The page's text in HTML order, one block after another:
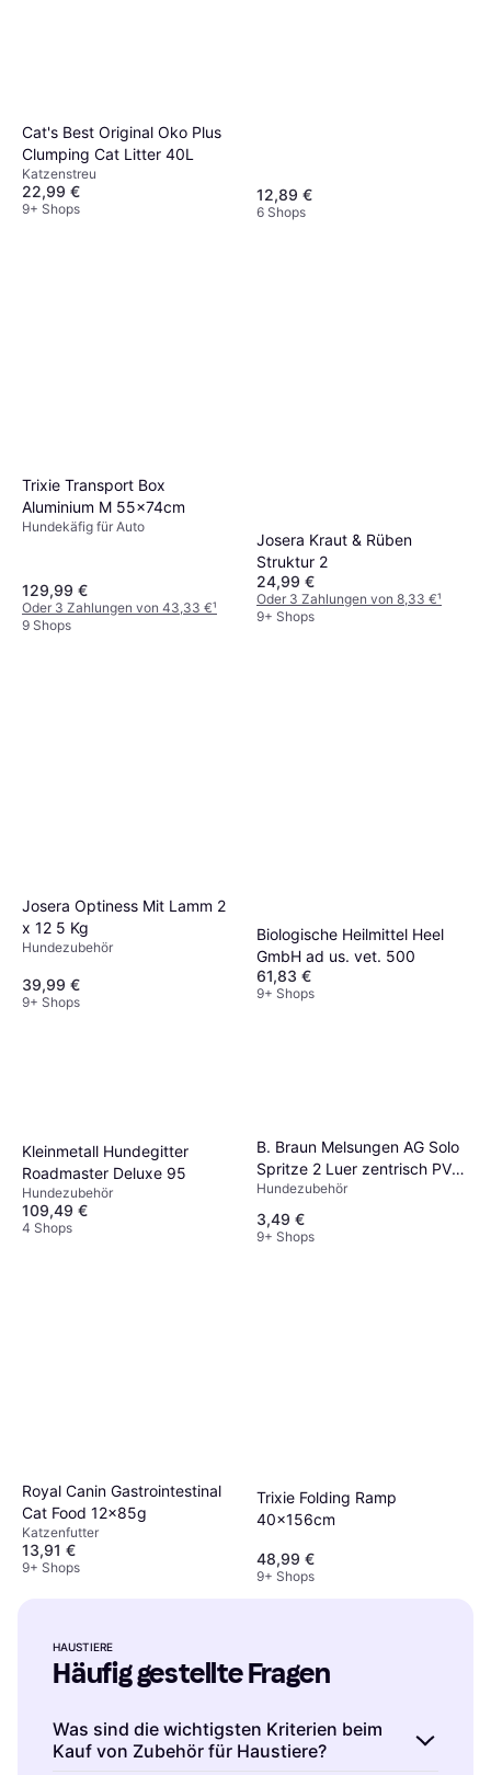
Cat's Best Original Oko Plus
Clumping Cat Litter 40L
Katzenstreu
22,99 €
9+ Shops
12,89 €
6 Shops
Trixie Transport Box
Aluminium M 55x74cm
Hundekäfig für Auto
129,99 €
Oder 3 Zahlungen von 43,33 €¹
9 Shops
Josera Kraut & Rüben
Struktur 2
24,99 €
Oder 3 Zahlungen von 8,33 €¹
9+ Shops
Josera Optiness Mit Lamm 2
x 12 5 Kg
Hundezubehör
39,99 €
9+ Shops
Biologische Heilmittel Heel
GmbH ad us. vet. 500
61,83 €
9+ Shops
Kleinmetall Hundegitter
Roadmaster Deluxe 95
Hundezubehör
109,49 €
4 Shops
B. Braun Melsungen AG Solo
Spritze 2 Luer zentrisch PVC-
frei
Hundezubehör
3,49 €
9+ Shops
Royal Canin Gastrointestinal
Cat Food 12x85g
Katzenfutter
13,91 €
9+ Shops
Trixie Folding Ramp
40x156cm
48,99 €
9+ Shops
HAUSTIERE
Häufig gestellte Fragen
Was sind die wichtigsten Kriterien beim
Kauf von Zubehör für Haustiere?